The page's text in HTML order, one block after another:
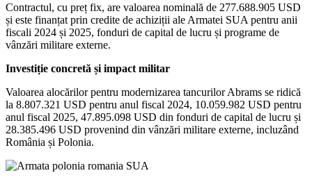
Contractul, cu preț fix, are valoarea nominală de 277.688.905 USD
și este finanțat prin credite de achiziții ale Armatei SUA pentru anii
fiscali 2024 și 2025, fonduri de capital de lucru și programe de
vânzări militare externe.
Investiție concretă și impact militar
Valoarea alocărilor pentru modernizarea tancurilor Abrams se ridică
la 8.807.321 USD pentru anul fiscal 2024, 10.059.982 USD pentru
anul fiscal 2025, 47.895.098 USD din fonduri de capital de lucru și
28.385.496 USD provenind din vânzări militare externe, incluzând
România și Polonia.